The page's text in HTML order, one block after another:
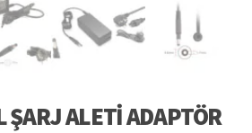
ALETI ADAPTÖR